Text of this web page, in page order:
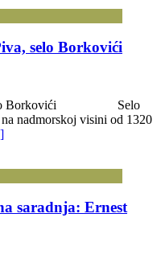
selo Borkovići
selo Borkovići Selo
nadmorskoj visini od 1320
saradnja: Ernest